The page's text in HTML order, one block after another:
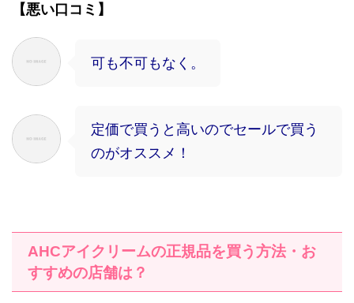
【悪い口コミ】
可も不可もなく。
定価で買うと高いのでセールで買う
のがオススメ！
AHCアイクリームの正規品を買う方法・お
すすめの店舗は？